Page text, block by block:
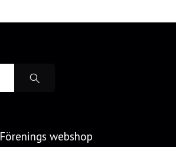
Förenings webshop